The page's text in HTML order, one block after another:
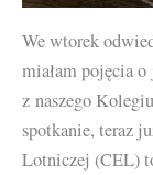
We wtorek
miałam pojęcia
z naszego
spotkanie, teraz
Lotniczej (CEL)